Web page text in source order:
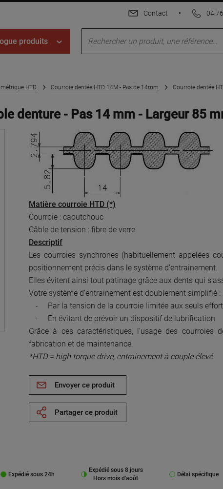
produits
Contact •
HTD Courroie dentée HTD 14M - Pas de 14mm Courroie dentée
denture - Pas 14 mm - Largeur 85
Matière courroie HTD (*)
Courroie : caoutchouc
Câble de tension : fibre de verre
Descriptif
Les courroies synchrones (habituellement appelées
positionnement précis dans le système d’entrainement.
Elles évitent ainsi tout patinage grâce aux dents qui
Votre système d’entrainement est doublement simplifié :
-
Par la tension de la courroie limitée aux seuls
-
En évitant de prévoir un dispositif de lubrification
Grâce à ces caractéristiques, l’usage des
fabrication et de maintenance.
*HTD = high torque drive, entrainement à couple élevé
Envoyer ce produit
Partager ce produit
Expédié sous 24h
Expédié sous 8 jours
Hors mois d'août
Délai spécifique